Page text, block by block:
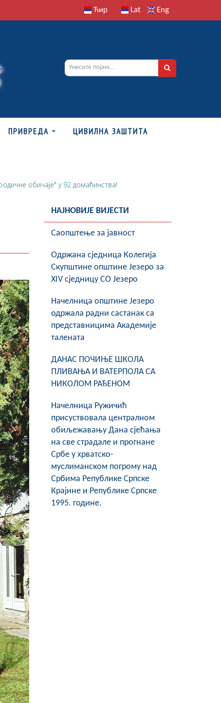
Ћир Lat Eng
ПРИВРЕДА ЦИВИЛНА ЗАШТИТА
обичаје" у 92 домаћинства!
НАЈНОВИЈЕ ВИЈЕСТИ
Саопштење за јавност
Oдржана сједница Колегија
Скупштине општине Језеро за
XIV сједницу СО Језеро
Начелница општине Језеро
одржала радни састанак са
представницима Академије
талената
ДАНАС ПОЧИЊЕ ШКОЛА
ПЛИВАЊА И ВАТЕРПОЛА СА
НИКОЛОМ РАЂЕНОМ
Начелница Ружичић
присуствовала централном
обиљежавању Дана сјећања
на све страдале и прогнане
Србе у хрватско-
муслиманском погрому над
Србима Републике Српске
Крајине и Републике Српске
1995. године.